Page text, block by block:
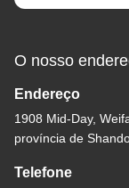
O nosso
Endereço
1908 Mid-Day,
província de
Telefone